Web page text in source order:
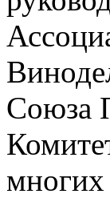
Союза
многих